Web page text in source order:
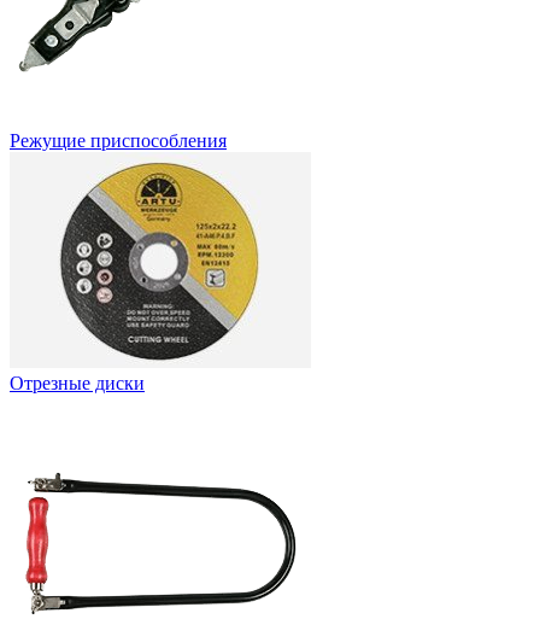
Режущие приспособления
Отрезные диски